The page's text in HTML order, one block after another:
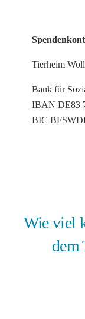
Tierheim
Bank für
IBAN DE83
BIC
Wie viel
dem